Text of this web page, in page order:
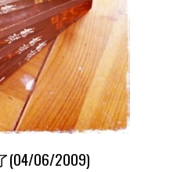
(04/06/2009)